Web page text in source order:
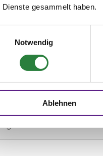
Dienste gesammelt haben.
Notwendig
Ablehnen